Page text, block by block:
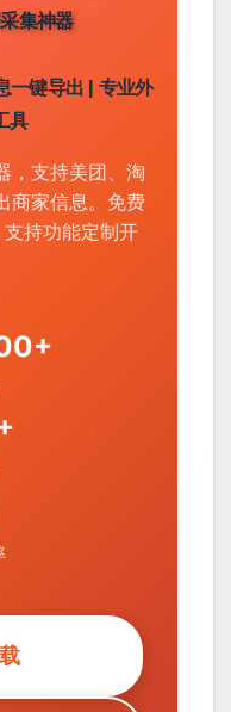
集神器
一键导出 | 专业外
具
，支持美团、淘
商家信息。免费
持功能定制开